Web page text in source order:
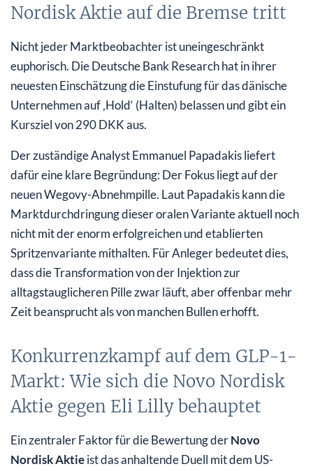
Nordisk Aktie auf die Bremse tritt
Nicht jeder Marktbeobachter ist uneingeschränkt
euphorisch. Die Deutsche Bank Research hat in ihrer
neuesten Einschätzung die Einstufung für das dänische
Unternehmen auf ‚Hold‘ (Halten) belassen und gibt ein
Kursziel von 290 DKK aus.
Der zuständige Analyst Emmanuel Papadakis liefert
dafür eine klare Begründung: Der Fokus liegt auf der
neuen Wegovy-Abnehmpille. Laut Papadakis kann die
Marktdurchdringung dieser oralen Variante aktuell noch
nicht mit der enorm erfolgreichen und etablierten
Spritzenvariante mithalten. Für Anleger bedeutet dies,
dass die Transformation von der Injektion zur
alltagstauglicheren Pille zwar läuft, aber offenbar mehr
Zeit beansprucht als von manchen Bullen erhofft.
Konkurrenzkampf auf dem GLP-1-
Markt: Wie sich die Novo Nordisk
Aktie gegen Eli Lilly behauptet
Ein zentraler Faktor für die Bewertung derNovo
Nordisk Aktieist das anhaltende Duell mit dem US-